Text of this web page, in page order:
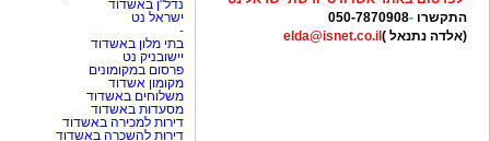
התקשרו -
050-7870908
(אלדה נתנאל )elda@isnet.co.il
נדל"ן באשדוד
ישראל נט
-
בתי מלון באשדוד
יישובניק נט
פרסום במקומונים
מקומון אשדוד
משלוחים באשדוד
מסעדות באשדוד
דירות למכירה באשדוד
דירות להשכרה באשדוד